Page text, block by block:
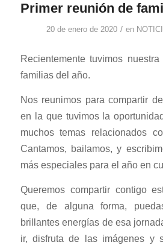
Primer reunión de
20 de enero de 2020 / en
Recientemente tuvimos
familias del año.
Nos reunimos para compartir
en la que tuvimos la
muchos temas relacionados
Cantamos, bailamos, y
más especiales para el año en
Queremos compartir contigo
que, de alguna forma,
brillantes energías de esa
ir, disfruta de las imágenes y